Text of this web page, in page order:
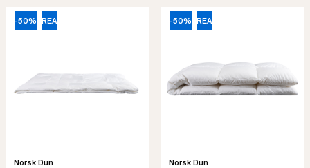
-50% REA
Norsk Dun
-50% REA
Norsk Dun